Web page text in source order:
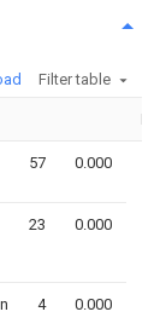
Filter table
57 0.000
23 0.000
4 0.000